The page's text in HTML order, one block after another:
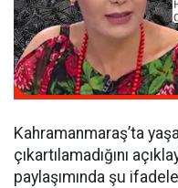
Kahramanmaraş’ta
çıkartılamadığını
paylaşımında şu